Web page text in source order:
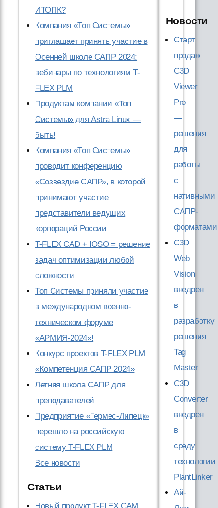
ИТОПК?
Компания «Топ Системы»
приглашает принять участие в
Осенней школе САПР 2024:
вебинары по технологиям T-
FLEX PLM
Продуктам компании «Топ
Системы» для Astra Linux —
быть!
Компания «Топ Системы»
проводит конференцию
«Созвездие САПР», в которой
принимают участие
представители ведущих
корпораций России
T-FLEX CAD + IOSO = решение
задач оптимизации любой
сложности
Топ Системы приняли участие
в международном военно-
техническом форуме
«АРМИЯ-2024»!
Конкурс проектов T-FLEX PLM
«Компетенция САПР 2024»
Летняя школа САПР для
преподавателей
Предприятие «Гермес-Липецк»
перешло на российскую
систему T-FLEX PLM
Все новости
Статьи
Новый продукт T-FLEX CAM
Новости
Старт
продаж
C3D
Viewer
Pro
—
решения
для
работы
с
нативными
САПР-
форматами
C3D
Web
Vision
внедрен
в
разработку
решения
Tag
Master
C3D
Converter
внедрен
в
среду
технологии
PlantLinker
Ай-